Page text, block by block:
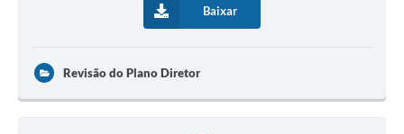
Baixar
Revisão do Plano Diretor